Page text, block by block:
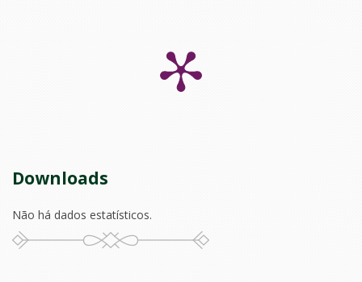
Downloads
Não há dados estatísticos.